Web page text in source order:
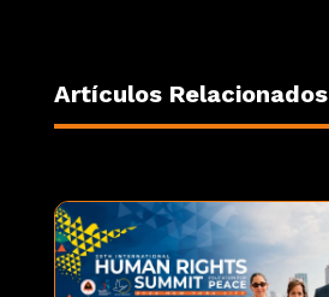
Artículos Relacionados